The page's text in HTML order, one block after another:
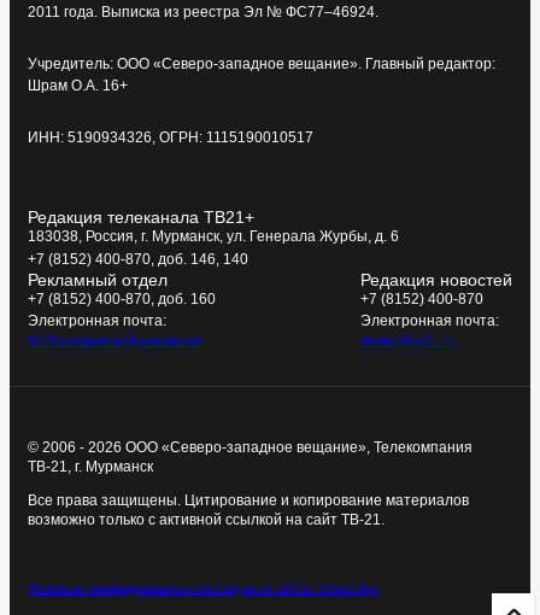
2011 года. Выписка из реестра Эл № ФС77–46924.
Учредитель: ООО «Северо-западное вещание». Главный редактор:
Шрам О.А. 16+
ИНН: 5190934326, ОГРН: 1115190010517
Редакция телеканала ТВ21+
183038, Россия, г. Мурманск, ул. Генерала Журбы, д. 6
+7 (8152) 400-870, доб. 146, 140
Рекламный отдел
+7 (8152) 400-870, доб. 160
Электронная почта:
tv21kompania@yandex.ru
Редакция новостей
+7 (8152) 400-870
Электронная почта:
news@tv21.ru
© 2006 - 2026 ООО «Северо-западное вещание», Телекомпания
ТВ-21, г. Мурманск
Все права защищены. Цитирование и копирование материалов
возможно только с активной ссылкой на сайт ТВ-21.
Политика конфиденциальностиСоздание сайта - Старт Икс